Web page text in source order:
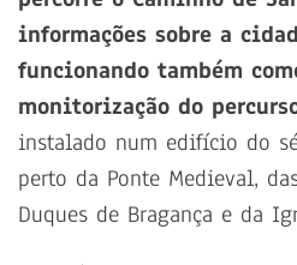
informações sobre a
funcionando também
monitorização do
instalado num edifício do
perto da Ponte Medieval,
Duques de Bragança e da